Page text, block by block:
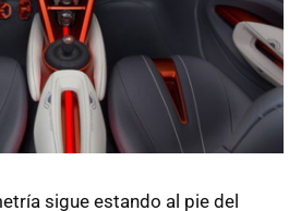
sigue estando al pie del